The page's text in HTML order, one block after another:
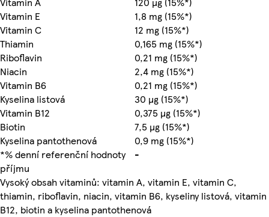
Vitamin E
1,8 mg (15%*)
Vitamin C
12 mg (15%*)
Thiamin
0,165 mg (15%*)
Riboflavin
0,21 mg (15%*)
Niacin
2,4 mg (15%*)
Vitamin B6
0,21 mg (15%*)
Kyselina listová
30 µg (15%*)
Vitamin B12
0,375 µg (15%*)
Biotin
7,5 µg (15%*)
Kyselina pantothenová
0,9 mg (15%*)
*% denní referenční hodnoty
příjmu
-
Vysoký obsah vitaminů: vitamin A, vitamin E, vitamin C,
thiamin, riboflavin, niacin, vitamin B6, kyseliny listová, vitamin
B12, biotin a kyselina pantothenová